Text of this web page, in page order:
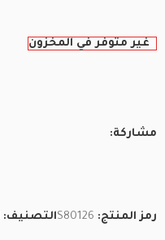
غير متوفر في المخزون
مشاركة:
رمز المنتج: S80126التصنيف: